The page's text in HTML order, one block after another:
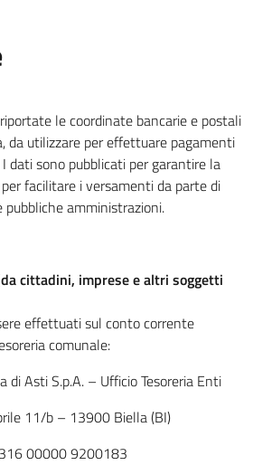
le coordinate bancarie e postali
da utilizzare per effettuare pagamenti
dati sono pubblicati per garantire la
facilitare i versamenti da parte di
amministrazioni.
cittadini, imprese e altri soggetti
effettuati sul conto corrente
comunale:
di Asti S.p.A. – Ufficio Tesoreria Enti
11/b – 13900 Biella (BI)
00000 9200183